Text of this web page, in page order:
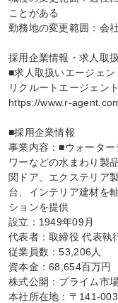
ことがある
勤務地の変更範囲：会
採用企業情報・求人取
■求人取扱いエージェン
リクルートエージェント
https://www.r-
■採用企業情報
事業内容：■ウォータ
ワーなどの水まわり製
関ドア、エクステリア
台、インテリア建材を
ションを提供
設立：1949年09月
代表者：取締役 代表執
従業員数：53,206人
資本金：68,654百万円
株式公開：プライム市
本社所在地：〒141-